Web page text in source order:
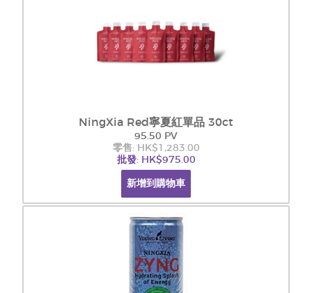
NingXia Red寧夏紅單品 30ct
95.50 PV
零售: HK$1,283.00
批發: HK$975.00
新增到購物車